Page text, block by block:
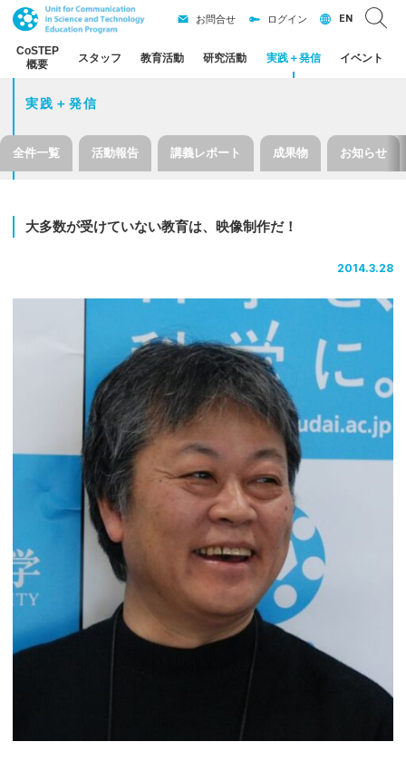
CoSTEP
概要
スタッフ 教育活動 研究活動 実践＋発信 イベント
お問合せ ログイン EN
実践＋発信
全件一覧 活動報告 講義レポート 成果物 お知らせ
大多数が受けていない教育は、 映像制作だ！
2014.3.28